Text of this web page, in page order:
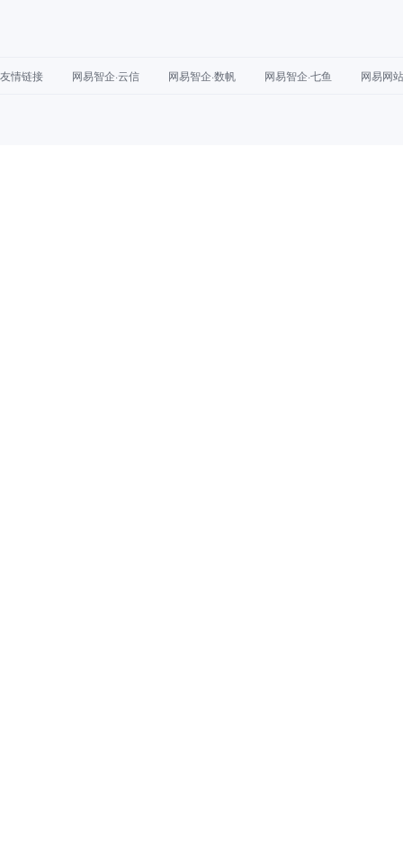
友情链接 网易智企·云信 网易智企·数帆 网易智企·七鱼 网易网